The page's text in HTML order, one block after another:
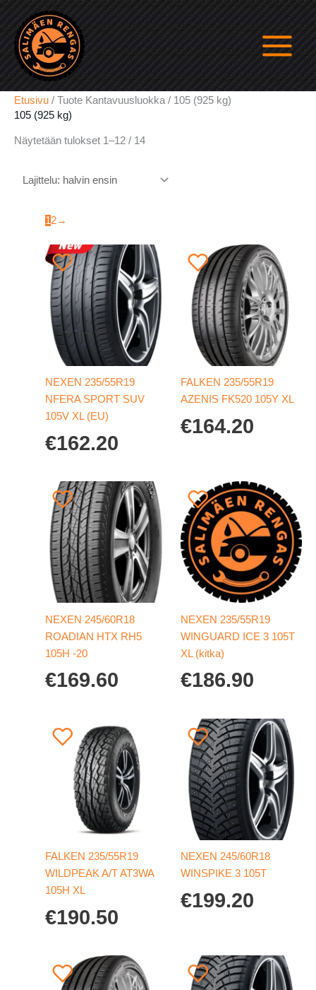
Siirry
sisältöön
Etusivu / Tuote Kantavuusluokka / 105 (925 kg)
105 (925 kg)
Näytetään tulokset 1–12 / 14Halvin
12→
NEXEN 235/55R19
NFERA SPORT SUV
105V XL (EU)
€162.20
FALKEN 235/55R19
AZENIS FK520 105Y XL
€164.20
NEXEN 245/60R18
ROADIAN HTX RH5
105H -20
€169.60
NEXEN 235/55R19
WINGUARD ICE 3 105T
XL (kitka)
€186.90
FALKEN 235/55R19
WILDPEAK A/T AT3WA
105H XL
€190.50
NEXEN 245/60R18
WINSPIKE 3 105T
€199.20